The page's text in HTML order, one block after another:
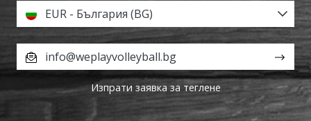
EUR - България (BG)
info@weplayvolleyball.bg
Изпрати заявка за теглене